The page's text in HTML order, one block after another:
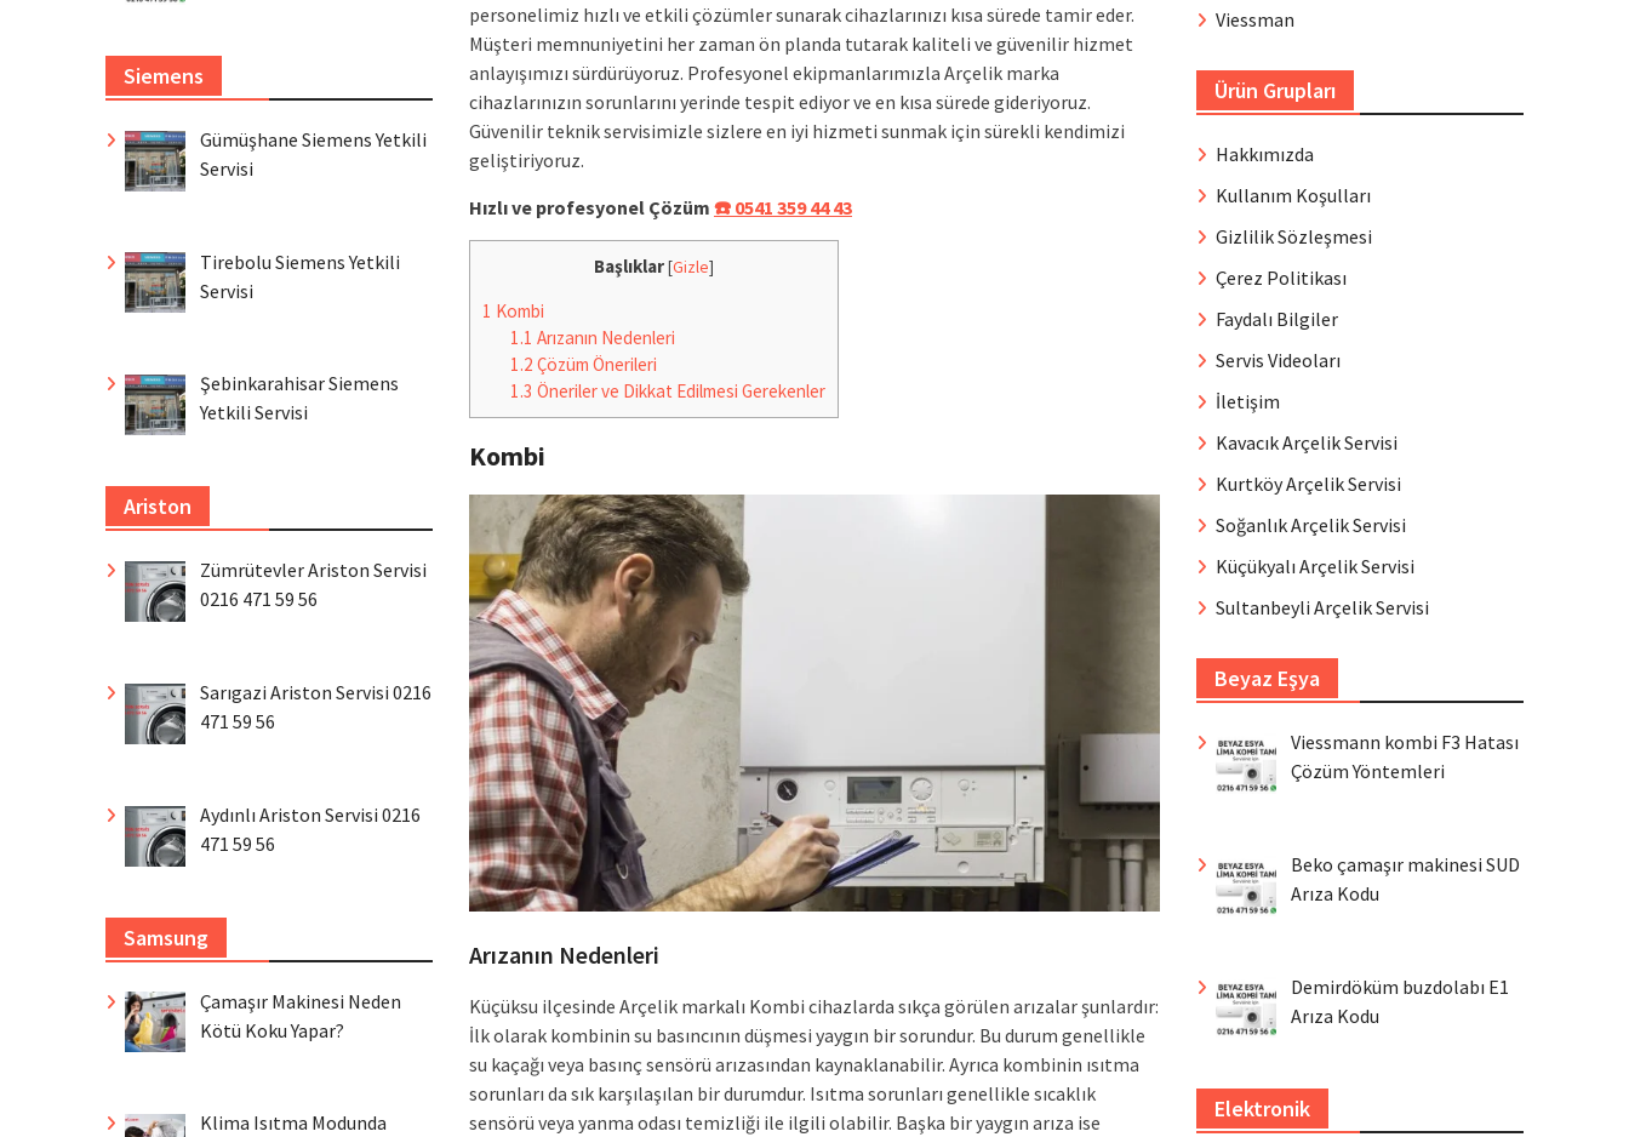
personelimiz hızlı ve etkili çözümler sunarak cihazlarınızı kısa sürede tamir eder.
Müşteri memnuniyetini her zaman ön planda tutarak kaliteli ve güvenilir hizmet
anlayışımızı sürdürüyoruz. Profesyonel ekipmanlarımızla Arçelik marka
cihazlarınızın sorunlarını yerinde tespit ediyor ve en kısa sürede gideriyoruz.
Güvenilir teknik servisimizle sizlere en iyi hizmeti sunmak için sürekli kendimizi
geliştiriyoruz.
Hızlı ve profesyonel Çözüm ☎️ 0541 359 44 43
Başlıklar[Gizle]
1 Kombi
1.1 Arızanın Nedenleri
1.2 Çözüm Önerileri
1.3 Öneriler ve Dikkat Edilmesi Gerekenler
Kombi
Arızanın Nedenleri
Küçüksu ilçesinde Arçelik markalı Kombi cihazlarda sıkça görülen arızalar şunlardır:
İlk olarak kombinin su basıncının düşmesi yaygın bir sorundur. Bu durum genellikle
su kaçağı veya basınç sensörü arızasından kaynaklanabilir. Ayrıca kombinin ısıtma
sorunları da sık karşılaşılan bir durumdur. Isıtma sorunları genellikle sıcaklık
sensörü veya yanma odası temizliği ile ilgili olabilir. Başka bir yaygın arıza ise
Viessman
Ürün Grupları
Hakkımızda
Kullanım Koşulları
Gizlilik Sözleşmesi
Çerez Politikası
Faydalı Bilgiler
Servis Videoları
İletişim
Kavacık Arçelik Servisi
Kurtköy Arçelik Servisi
Soğanlık Arçelik Servisi
Küçükyalı Arçelik Servisi
Sultanbeyli Arçelik Servisi
Beyaz Eşya
Viessmann kombi F3 Hatası
Çözüm Yöntemleri
Beko çamaşır makinesi SUD
Arıza Kodu
Demirdöküm buzdolabı E1
Arıza Kodu
Elektronik
Siemens
Gümüşhane Siemens Yetkili
Servisi
Tirebolu Siemens Yetkili
Servisi
Şebinkarahisar Siemens
Yetkili Servisi
Ariston
Zümrütevler Ariston Servisi
0216 471 59 56
Sarıgazi Ariston Servisi 0216
471 59 56
Aydınlı Ariston Servisi 0216
471 59 56
Samsung
Çamaşır Makinesi Neden
Kötü Koku Yapar?
Klima Isıtma Modunda